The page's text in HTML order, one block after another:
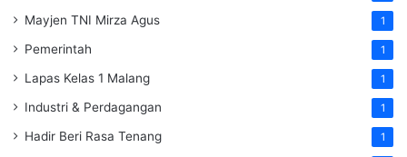
Mayjen TNI Mirza Agus 1
Pemerintah 1
Lapas Kelas 1 Malang 1
Industri & Perdagangan 1
Hadir Beri Rasa Tenang 1